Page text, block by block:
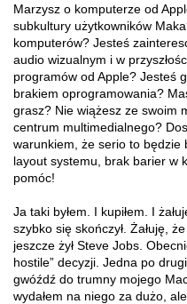
Marzysz o komputerze od
subkultury użytkowników
komputerów? Jesteś
audio wizualnym i w
programów od Apple? Jesteś
brakiem oprogramowania?
grasz? Nie wiążesz ze swoim
centrum multimedialnego?
warunkiem, że serio to będzie
layout systemu, brak barier w
pomóc!
Ja taki byłem. I kupiłem. I
szybko się skończył. Żałuję,
jeszcze żył Steve Jobs.
hostile” decyzji. Jedna po
gwóźdź do trumny mojego
wydałem na niego za dużo,